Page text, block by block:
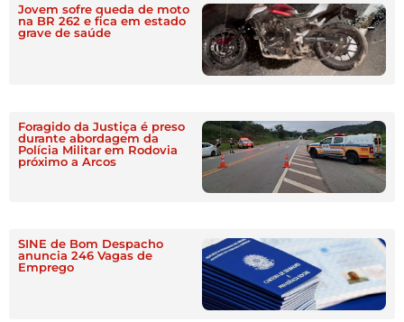
Jovem sofre queda de moto
na BR 262 e fica em estado
grave de saúde
Foragido da Justiça é preso
durante abordagem da
Polícia Militar em Rodovia
próximo a Arcos
SINE de Bom Despacho
anuncia 246 Vagas de
Emprego